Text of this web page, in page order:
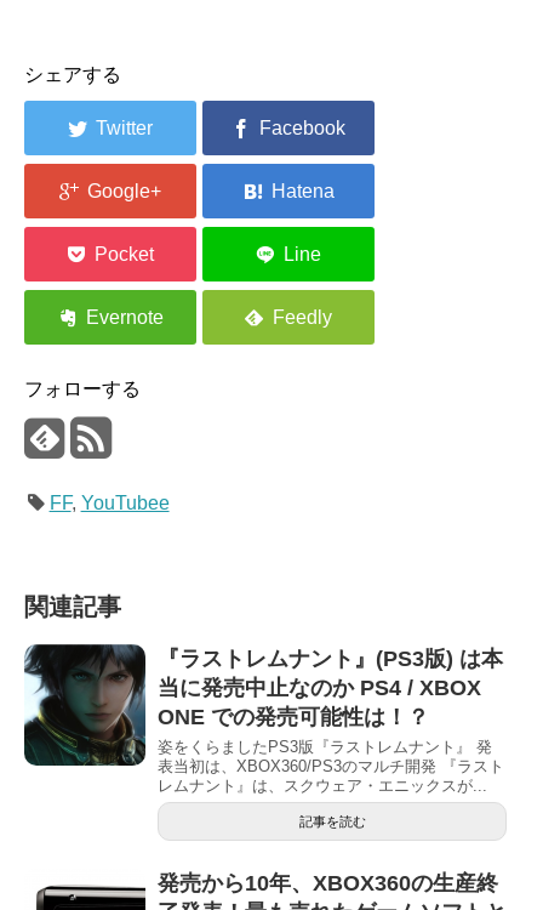
シェアする
フォローする
FF, YouTubee
関連記事
『ラストレムナント』(PS3版) は本
当に発売中止なのか PS4 / XBOX
ONE での発売可能性は！？
姿をくらましたPS3版『ラストレムナント』 発
表当初は、XBOX360/PS3のマルチ開発 『ラスト
レムナント』は、スクウェア・エニックスが...
記事を読む
発売から10年、XBOX360の生産終